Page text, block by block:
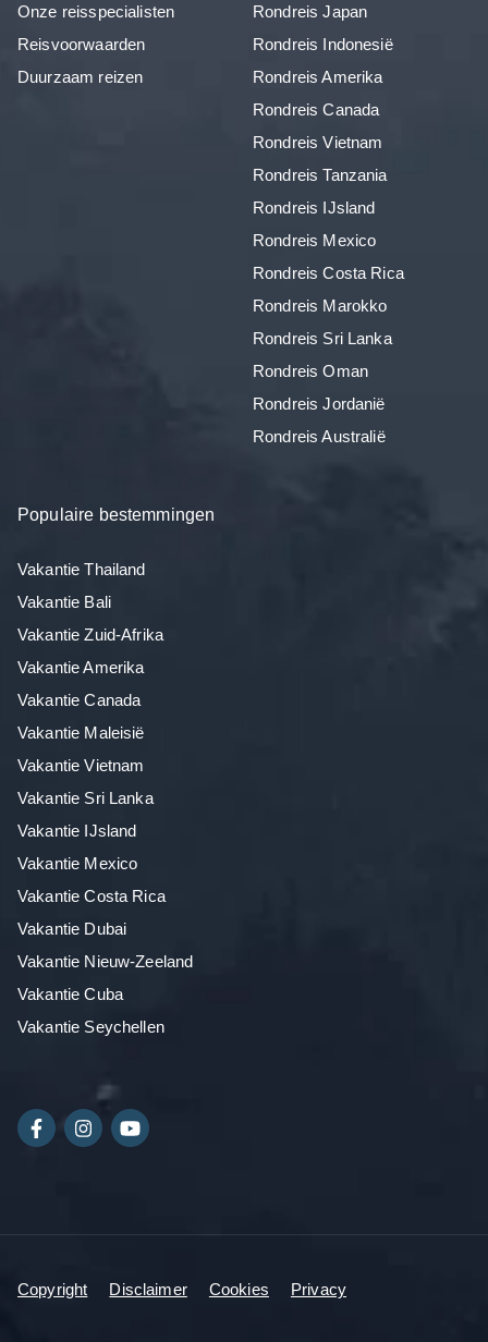
Onze reisspecialisten
Reisvoorwaarden
Duurzaam reizen
Rondreis Japan
Rondreis Indonesië
Rondreis Amerika
Rondreis Canada
Rondreis Vietnam
Rondreis Tanzania
Rondreis IJsland
Rondreis Mexico
Rondreis Costa Rica
Rondreis Marokko
Rondreis Sri Lanka
Rondreis Oman
Rondreis Jordanië
Rondreis Australië
Populaire bestemmingen
Vakantie Thailand
Vakantie Bali
Vakantie Zuid-Afrika
Vakantie Amerika
Vakantie Canada
Vakantie Maleisië
Vakantie Vietnam
Vakantie Sri Lanka
Vakantie IJsland
Vakantie Mexico
Vakantie Costa Rica
Vakantie Dubai
Vakantie Nieuw-Zeeland
Vakantie Cuba
Vakantie Seychellen
Copyright Disclaimer Cookies Privacy